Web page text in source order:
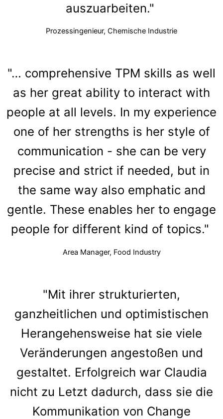
auszuarbeiten."
Prozessingenieur, Chemische Industrie
"… comprehensive TPM skills as well
as her great ability to interact with
people at all levels. In my experience
one of her strengths is her style of
communication - she can be very
precise and strict if needed, but in
the same way also emphatic and
gentle. These enables her to engage
people for different kind of topics."
Area Manager, Food Industry
"Mit ihrer strukturierten,
ganzheitlichen und optimistischen
Herangehensweise hat sie viele
Veränderungen angestoßen und
gestaltet. Erfolgreich war Claudia
nicht zu Letzt dadurch, dass sie die
Kommunikation von Change